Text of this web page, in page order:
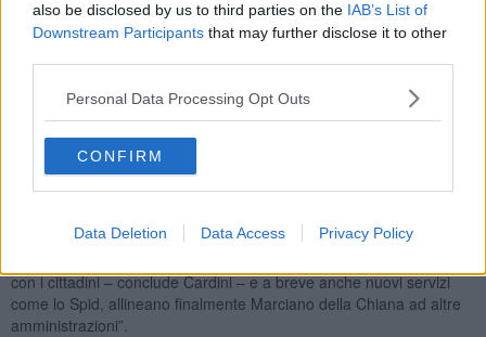
also be disclosed by us to third parties on the IAB’s List of
Downstream Participants that may further disclose it to other
Personal Data Processing Opt Outs
CONFIRM
Data Deletion Data Access Privacy Policy
L’amministrazione comunale ha individuato nelrinnovamento
tecnologico ed informatico uno degli obiettivi prioritari,“sia
per erogare nuovi servizi ai cittadini, sia per agevolare il lavoro dei
dipendenti comunali, che – spiega Cardini – potranno accedere, in
caso di evenienza, anche allo smart working”.
Tutto questo grazie all’acquisto di
un importo totale di 63 mila euro, finalizzati ad un efficientamento
con i cittadini – conclude Cardini – e a breve anche nuovi servizi
come lo Spid, allineano finalmente Marciano della Chiana ad altre
amministrazioni”.